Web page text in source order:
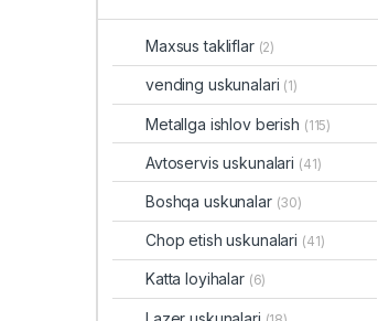
Maxsus takliflar (2)
vending uskunalari (1)
Metallga ishlov berish (115)
Avtoservis uskunalari (41)
Boshqa uskunalar (30)
Chop etish uskunalari (41)
Katta loyihalar (6)